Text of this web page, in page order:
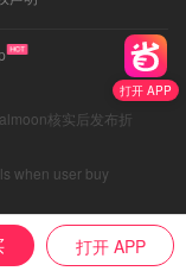
打开 APP
打开 APP
核实后发布折
when user buy